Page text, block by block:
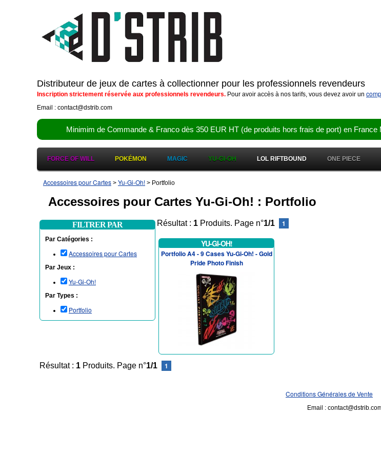
Distributeur de jeux de cartes à collectionner pour les professionnels revendeurs
Inscription strictement réservée aux professionnels revendeurs. Pour avoir accès à nos tarifs, vous devez avoir un
Email : contact@dstrib.com
Minimim de Commande & Franco dès 350 EUR HT (de produits hors frais de port) en
FORCE OF WILL POKÉMON MAGIC YU-GI-OH LOL RIFTBOUND ONE PIECE
Accessoires pour Cartes > Yu-Gi-Oh! > Portfolio
Accessoires pour Cartes Yu-Gi-Oh! : Portfolio
FILTRER PAR
Par Catégories :
Accessoires pour Cartes
Par Jeux :
Yu-Gi-Oh!
Par Types :
Portfolio
Résultat : 1 Produits. Page n°1/1 1
YU-GI-OH!
Portfolio A4 - 9 Cases Yu-Gi-Oh! - Gold
Pride Photo Finish
Résultat : 1 Produits. Page n°1/1 1
Conditions Générales de Vente
Email :